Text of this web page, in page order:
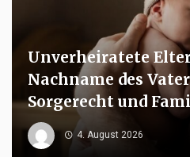
Unverheiratete
Nachname des
Sorgerecht und
4. August 2026